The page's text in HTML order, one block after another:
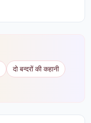
दो बन्दरों की कहानी